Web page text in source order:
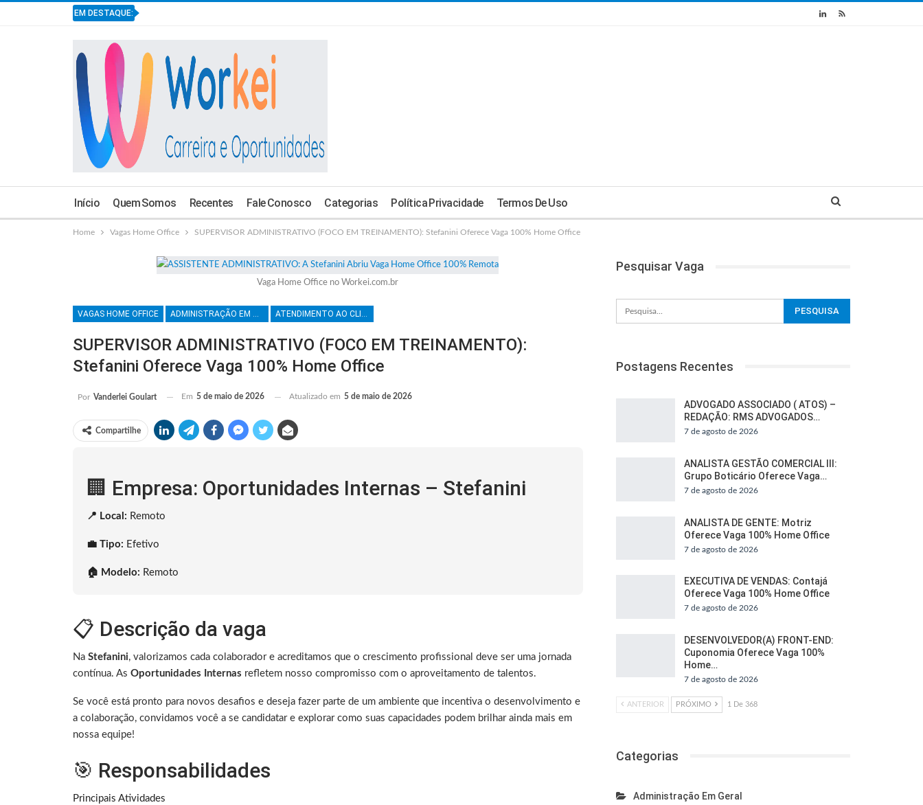
EM DESTAQUE:
Início Quem Somos Recentes Fale Conosco Categorias Política Privacidade Termos De Uso
Home Vagas Home Office SUPERVISOR ADMINISTRATIVO (FOCO EM TREINAMENTO): Stefanini Oferece Vaga 100% Home Office
Vaga Home Office no Workei.com.br
VAGAS HOME OFFICE ADMINISTRAÇÃO EM GERAL ATENDIMENTO AO CLIENTE
SUPERVISOR ADMINISTRATIVO (FOCO EM TREINAMENTO):
Stefanini Oferece Vaga 100% Home Office
Por Vanderlei Goulart Em 5 de maio de 2026 Atualizado em 5 de maio de 2026
Compartilhe
🏢 Empresa: Oportunidades Internas – Stefanini
📍 Local: Remoto
💼 Tipo: Efetivo
🏠 Modelo: Remoto
📋 Descrição da vaga
Na Stefanini, valorizamos cada colaborador e acreditamos que o crescimento profissional deve ser uma jornada
contínua. As Oportunidades Internas refletem nosso compromisso com o aproveitamento de talentos.
Se você está pronto para novos desafios e deseja fazer parte de um ambiente que incentiva o desenvolvimento e
a colaboração, convidamos você a se candidatar e explorar como suas capacidades podem brilhar ainda mais em
nossa equipe!
🎯 Responsabilidades
Principais Atividades
Pesquisar Vaga
Postagens Recentes
ADVOGADO ASSOCIADO ( ATOS) –
REDAÇÃO: RMS ADVOGADOS…
7 de agosto de 2026
ANALISTA GESTÃO COMERCIAL III:
Grupo Boticário Oferece Vaga…
7 de agosto de 2026
ANALISTA DE GENTE: Motriz
Oferece Vaga 100% Home Office
7 de agosto de 2026
EXECUTIVA DE VENDAS: Contajá
Oferece Vaga 100% Home Office
7 de agosto de 2026
DESENVOLVEDOR(A) FRONT-END:
Cuponomia Oferece Vaga 100%
Home…
7 de agosto de 2026
ANTERIOR PRÓXIMO 1 De 368
Categorias
Administração Em Geral